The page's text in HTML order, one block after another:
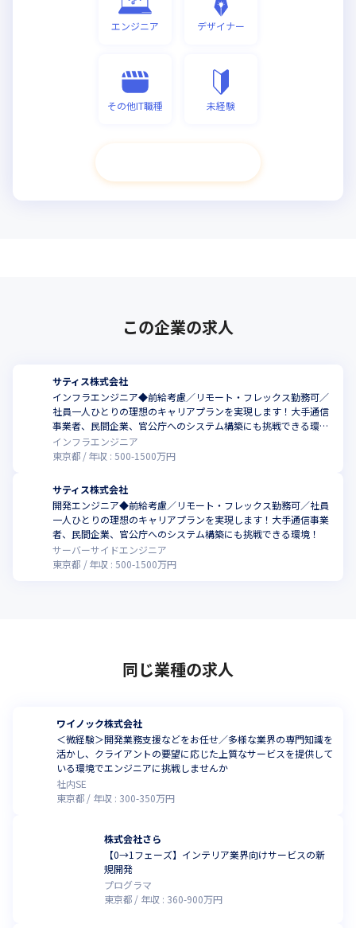
エンジニア デザイナー
その他IT職種 未経験
この企業の求人
サティス株式会社
インフラエンジニア◆前給考慮／リモート・フレックス勤務可／
社員一人ひとりの理想のキャリアプランを実現します！大手通信
事業者、民間企業、官公庁へのシステム構築にも挑戦できる環
境！
インフラエンジニア
東京都
年収 :500-1500万円
サティス株式会社
開発エンジニア◆前給考慮／リモート・フレックス勤務可／社員
一人ひとりの理想のキャリアプランを実現します！大手通信事業
者、民間企業、官公庁へのシステム構築にも挑戦できる環境！
サーバーサイドエンジニア
東京都
年収 :500-1500万円
同じ業種の求人
ワイノック株式会社
＜微経験＞開発業務支援などをお任せ／多様な業界の専門知識を
活かし、クライアントの要望に応じた上質なサービスを提供して
いる環境でエンジニアに挑戦しませんか
社内SE
東京都
年収 : 300-350万円
株式会社さら
【0→1フェーズ】インテリア業界向けサービスの新
規開発
プログラマ
東京都
年収 : 360-900万円